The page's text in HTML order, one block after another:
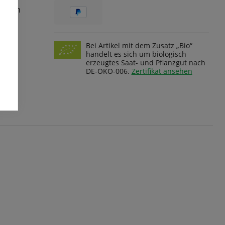
Bei Artikel mit dem Zusatz „Bio“
handelt es sich um biologisch
erzeugtes Saat- und Pflanzgut nach
DE-ÖKO-006. Zertifikat ansehen